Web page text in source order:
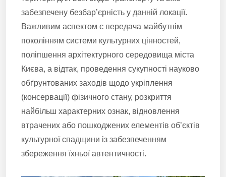
забезпечену безбар’єрність у данній локації.
Важливим аспектом є передача майбутнім
поколінням системи культурних цінностей,
поліпшення архітектурного середовища міста
Києва, а відтак, проведення сукупності науково
обґрунтованих заходів щодо укріплення
(консервації) фізичного стану, розкриття
найбільш характерних ознак, відновлення
втрачених або пошкоджених елементів об’єктів
культурної спадщини із забезпеченням
збереження їхньої автентичності.